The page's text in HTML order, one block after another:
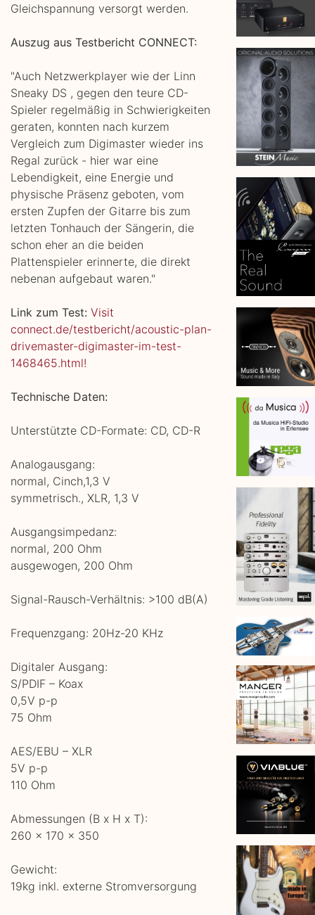
Gleichspannung versorgt werden.
Auszug aus Testbericht CONNECT:
"Auch Netzwerkplayer wie der Linn
Sneaky DS , gegen den teure CD-
Spieler regelmäßig in Schwierigkeiten
geraten, konnten nach kurzem
Vergleich zum Digimaster wieder ins
Regal zurück - hier war eine
Lebendigkeit, eine Energie und
physische Präsenz geboten, vom
ersten Zupfen der Gitarre bis zum
letzten Tonhauch der Sängerin, die
schon eher an die beiden
Plattenspieler erinnerte, die direkt
nebenan aufgebaut waren."
Link zum Test: Visit
connect.de/testbericht/acoustic-plan-
drivemaster-digimaster-im-test-
1468465.html!
Technische Daten:
Unterstützte CD-Formate: CD, CD-R
Analogausgang:
normal, Cinch,1,3 V
symmetrisch., XLR, 1,3 V
Ausgangsimpedanz:
normal, 200 Ohm
ausgewogen, 200 Ohm
Signal-Rausch-Verhältnis: >100 dB(A)
Frequenzgang: 20Hz-20 KHz
Digitaler Ausgang:
S/PDIF – Koax
0,5V p-p
75 Ohm
AES/EBU – XLR
5V p-p
110 Ohm
Abmessungen (B x H x T):
260 x 170 x 350
Gewicht:
19kg inkl. externe Stromversorgung